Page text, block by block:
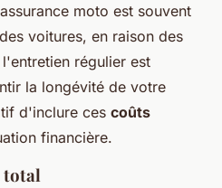
moto est souvent
voitures, en raison des
régulier est
la longévité de votre
d'inclure ces coûts
financière.
total